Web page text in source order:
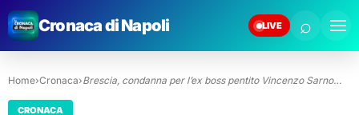
Cronaca di Napoli LIVE ⌕
Home›Cronaca›Brescia, condanna per l’ex boss pentito Vincenzo Sarno…
CRONACA